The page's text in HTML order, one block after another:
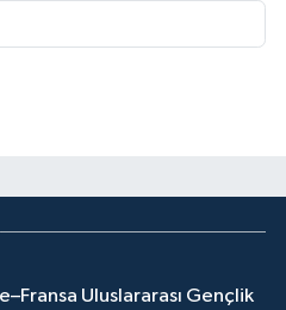
Uluslararası Gençlik